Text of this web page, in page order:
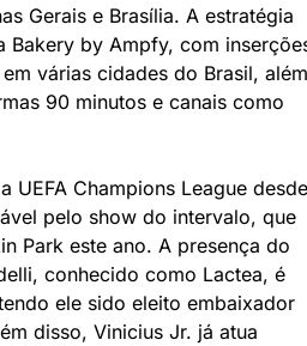
Gerais e Brasília. A estratégia
Bakery by Ampfy, com
várias cidades do Brasil, além
90 minutos e canais como
UEFA Champions League desde
pelo show do intervalo, que
Park este ano. A presença do
conhecido como Lactea, é
ele sido eleito embaixador
disso, Vinicius Jr. já atua